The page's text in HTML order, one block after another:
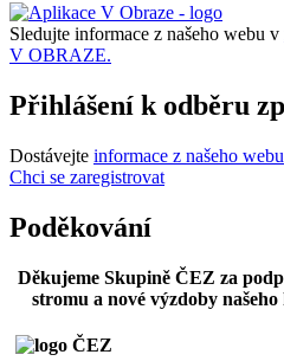
Sledujte informace z našeho webu v
V OBRAZE.
Přihlášení k odběru
Dostávejte informace z našeho webu
Chci se zaregistrovat
Poděkování
Děkujeme Skupině ČEZ za
stromu a nové výzdoby